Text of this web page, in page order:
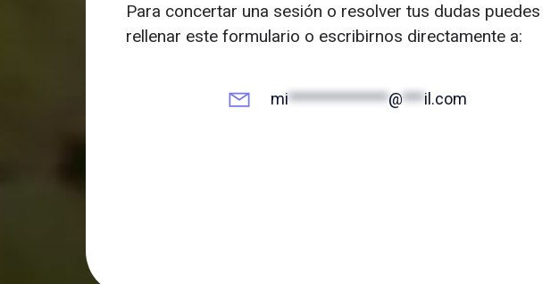
Para concertar una sesión o resolver tus dudas puedes
rellenar este formulario o escribirnos directamente a:
mi**************@***il.com